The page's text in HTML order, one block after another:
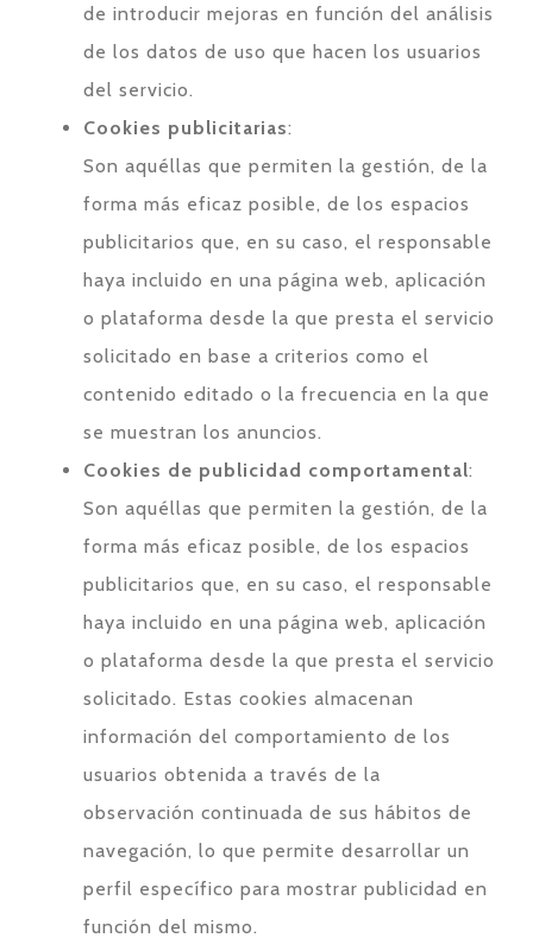
de introducir mejoras en función del análisis
de los datos de uso que hacen los usuarios
del servicio.
Cookies publicitarias:
Son aquéllas que permiten la gestión, de la
forma más eficaz posible, de los espacios
publicitarios que, en su caso, el responsable
haya incluido en una página web, aplicación
o plataforma desde la que presta el servicio
solicitado en base a criterios como el
contenido editado o la frecuencia en la que
se muestran los anuncios.
Cookies de publicidad comportamental:
Son aquéllas que permiten la gestión, de la
forma más eficaz posible, de los espacios
publicitarios que, en su caso, el responsable
haya incluido en una página web, aplicación
o plataforma desde la que presta el servicio
solicitado. Estas cookies almacenan
información del comportamiento de los
usuarios obtenida a través de la
observación continuada de sus hábitos de
navegación, lo que permite desarrollar un
perfil específico para mostrar publicidad en
función del mismo.